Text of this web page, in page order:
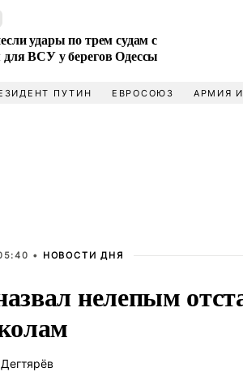
удары по трем судам с
ВСУ у берегов Одессы
ПУТИН ЕВРОСОЮЗ АРМИЯ
• НОВОСТИ ДНЯ
нелепым